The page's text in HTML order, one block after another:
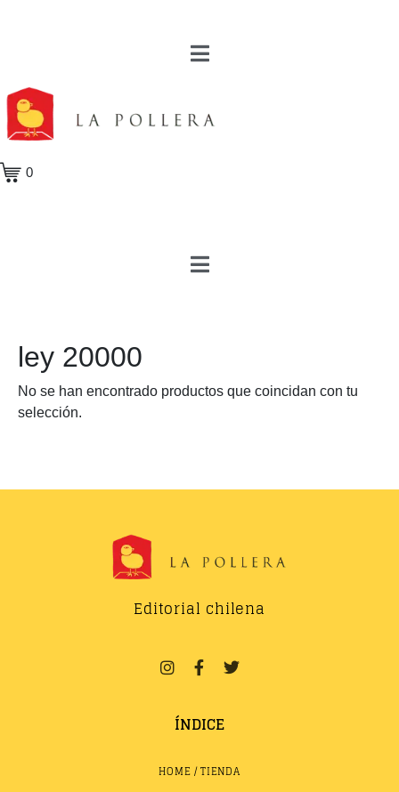
0
ley 20000
No se han encontrado productos que coincidan con tu
selección.
Editorial chilena
ÍNDICE
HOME / TIENDA